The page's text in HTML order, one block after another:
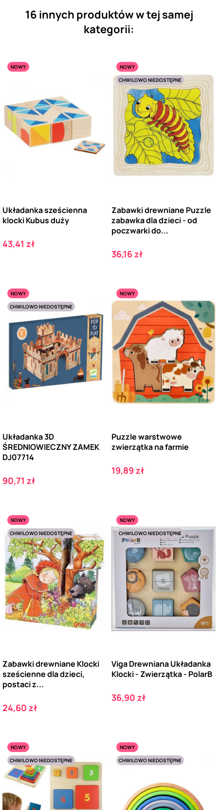
16 innych produktów w tej samej
kategorii:
NOWY
Układanka sześcienna
klocki Kubus duży
Cena
43,41 zł
NOWY
CHWILOWO NIEDOSTĘPNE
Zabawki drewniane Puzzle
zabawka dla dzieci - od
poczwarki do...
Cena
36,16 zł
NOWY
CHWILOWO NIEDOSTĘPNE
Układanka 3D
ŚREDNIOWIECZNY ZAMEK
DJ07714
Cena
90,71 zł
NOWY
Puzzle warstwowe
zwierzątka na farmie
Cena
19,89 zł
NOWY
CHWILOWO NIEDOSTĘPNE
Zabawki drewniane Klocki
sześcienne dla dzieci,
postaci z...
Cena
24,60 zł
NOWY
CHWILOWO NIEDOSTĘPNE
Viga Drewniana Układanka
Klocki - Zwierzątka - PolarB
Cena
36,90 zł
NOWY
CHWILOWO NIEDOSTĘPNE
NOWY
CHWILOWO NIEDOSTĘPNE